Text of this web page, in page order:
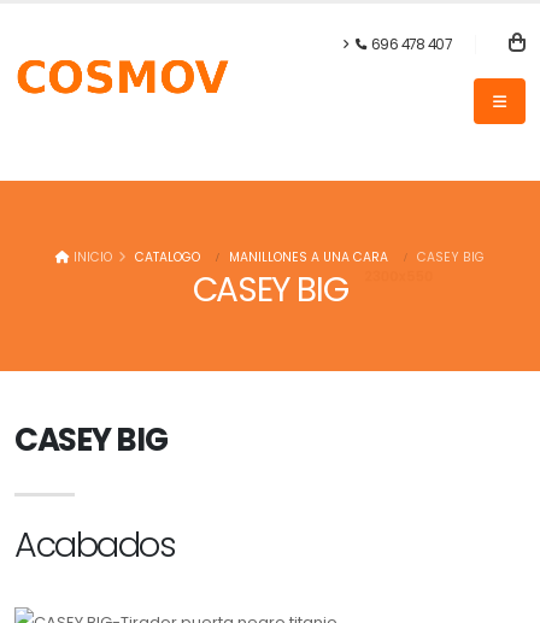
696 478 407
CASEY BIG
INICIO CATALOGO MANILLONES A UNA CARA CASEY BIG
CASEY BIG
Acabados